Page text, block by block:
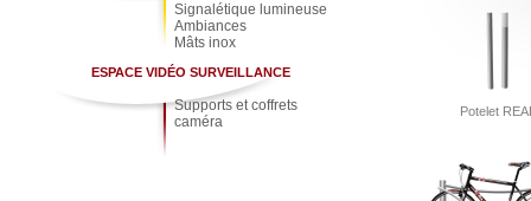
Signalétique lumineuse
Ambiances
Mâts inox
ESPACE VIDÉO SURVEILLANCE
Supports et coffrets
caméra
Potelet